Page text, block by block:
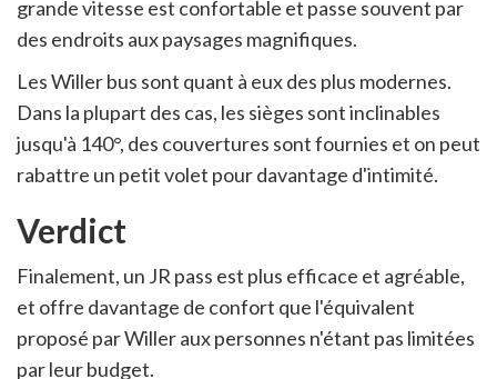
grande vitesse est confortable et passe souvent par
des endroits aux paysages magnifiques.
Les Willer bus sont quant à eux des plus modernes.
Dans la plupart des cas, les sièges sont inclinables
jusqu'à 140°, des couvertures sont fournies et on peut
rabattre un petit volet pour davantage d'intimité.
Verdict
Finalement, un JR pass est plus efficace et agréable,
et offre davantage de confort que l'équivalent
proposé par Willer aux personnes n'étant pas limitées
par leur budget.